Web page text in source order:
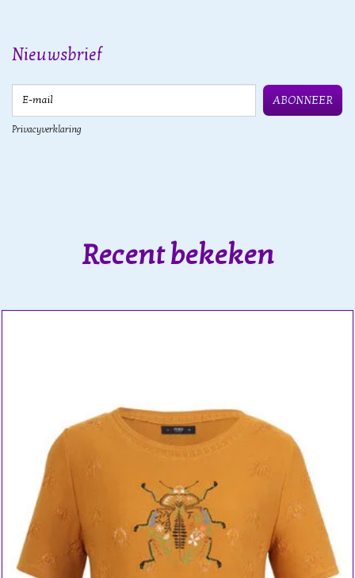
Nieuwsbrief
ABONNEER
Privacyverklaring
Recent bekeken